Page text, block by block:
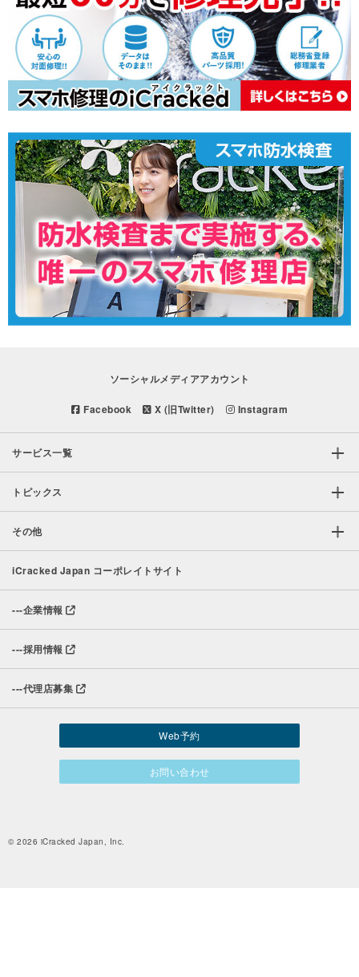
ソーシャルメディアアカウント
Facebook X (旧Twitter) Instagram
サービス一覧
トピックス
その他
iCracked Japan コーポレイトサイト
---企業情報
---採用情報
---代理店募集
Web予約
お問い合わせ
© 2026 iCracked Japan, Inc.